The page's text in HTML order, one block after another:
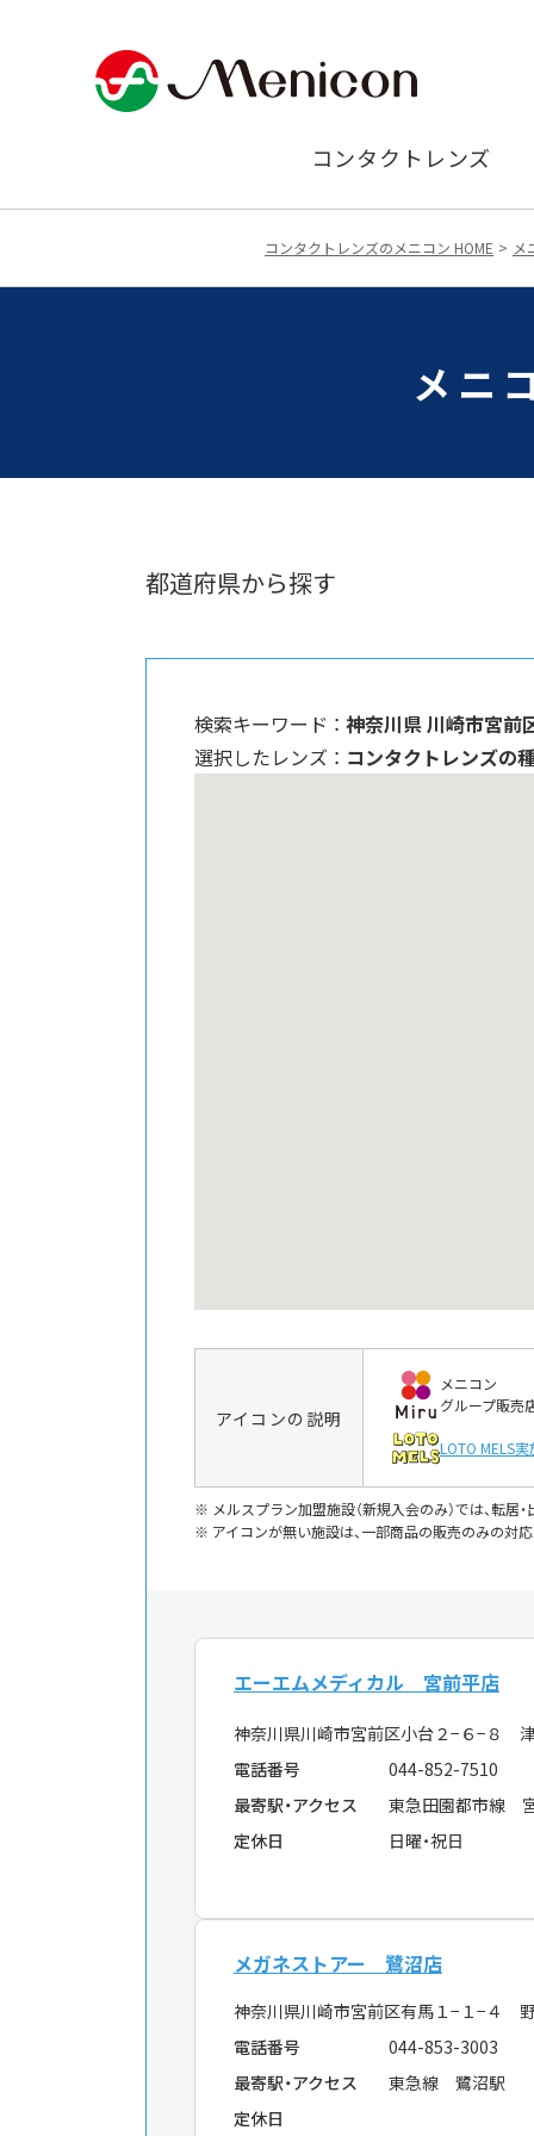
コンタクトレンズ
コンタクトレンズのメニコン HOME メ
メニ
都道府県から探す
検索キーワード ： 神奈川県 川崎市宮前
選択したレンズ ： コンタクトレンズの
アイコンの説明
メニコン
グループ販売
LOTO MELS実
メルスプラン加盟施設（新規入会のみ）では、転
アイコンが無い施設は、一部商品の販売のみの対
エーエムメディカル 宮前平店
神奈川県川崎市宮前区小台２−６−８
電話番号
044-852-7510
最寄駅・アクセス
東急田園都市線
定休日
日曜・祝日
メガネストアー 鷺沼店
神奈川県川崎市宮前区有馬１−１−４
電話番号
044-853-3003
最寄駅・アクセス
東急線 鷺沼駅
定休日